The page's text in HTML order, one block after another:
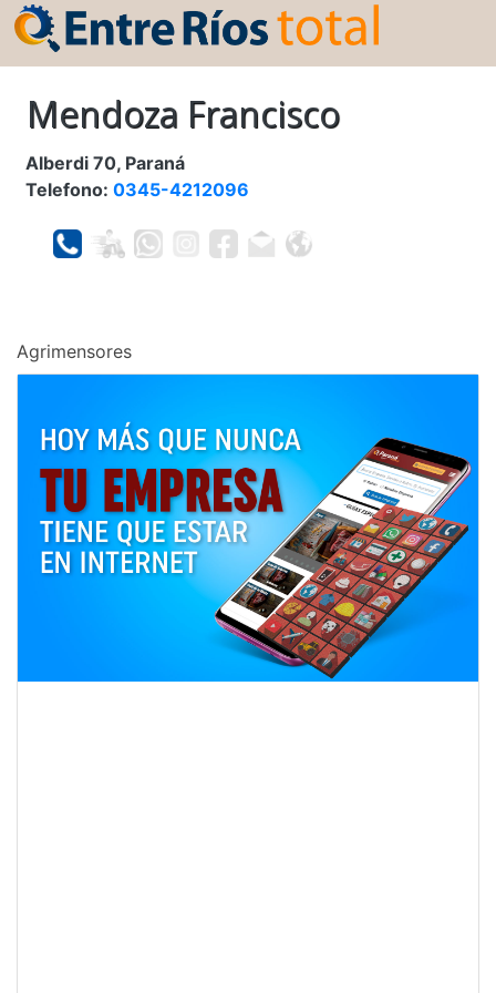
Mendoza Francisco
Alberdi 70, Paraná
Telefono: 0345-4212096
Agrimensores